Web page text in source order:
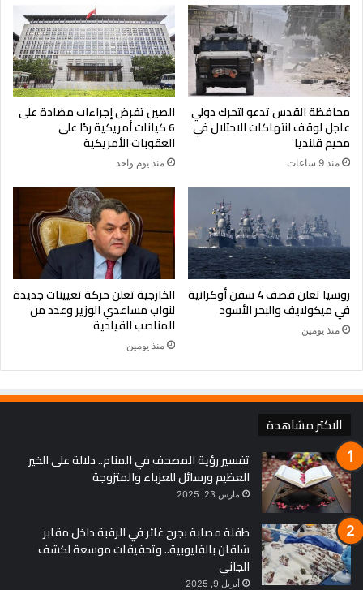
فيما تبادلت روسيا وأوكرانيا الاثنين الاتهامات بالمسؤولية عن ما لا
يقل عن 12 انفجارا قرب محطة زابوريجيا الأوكرانية للطاقة النووية،
والتي تخضع للسيطرة الروسية منذ الأيام الأولى للحرب في 24
فبراير شباط.
محافظة القدس تدعو لتحرك دولي
عاجل لوقف انتهاكات الاحتلال في
مخيم قلنديا
منذ 9 ساعات
الصين تفرض إجراءات مضادة على
6 كيانات أمريكية ردًا على
العقوبات الأمريكية
منذ يوم واحد
روسيا تعلن قصف 4 سفن أوكرانية
في ميكولايف والبحر الأسود
منذ يومين
الخارجية تعلن حركة تعيينات جديدة
لنواب مساعدي الوزير وعدد من
المناصب القيادية
منذ يومين
الاكثر مشاهدة
تفسير رؤية المصحف في المنام.. دلالة على الخير
العظيم ورسائل للعزباء والمتزوجة
مارس 23, 2025
طفلة مصابة بجرح غائر في الرقبة داخل مقابر
شلقان بالقليوبية.. وتحقيقات موسعة لكشف
الجاني
أبريل 9, 2025